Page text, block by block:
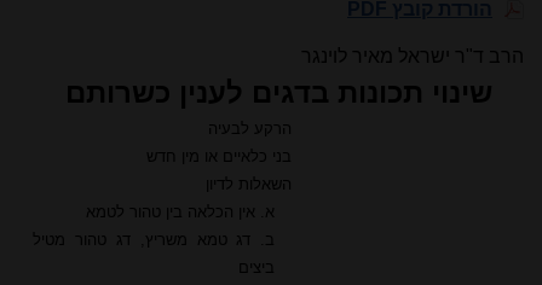
הרב ד"ר ישראל מאיר לוינגר
שינוי תכונות בדגים לענין כשרותם
הרקע לבעיה
בני כלאיים או מין חדש
השאלות לדיון
א. אין הכלאה בין טהור לטמא
ב. דג טמא משריץ, דג טהור מטיל
ביצים